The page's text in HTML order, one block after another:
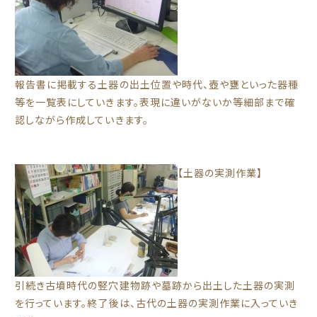
報告書に掲載する土器の出土位置や時代、壺や甕といった器種
等を一覧表にしていきます。表現に違いがないか等細部まで確
認しながら作成していきます。
【土器の実測作業】
引続き古墳時代の竪穴建物跡や墓跡から出土した土器の実測
を行っています。終了後は、古代の土器の実測作業に入っていき